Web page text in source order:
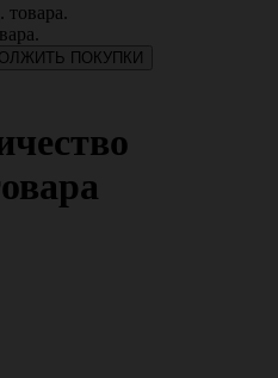
товара.
ПОКУПКИ